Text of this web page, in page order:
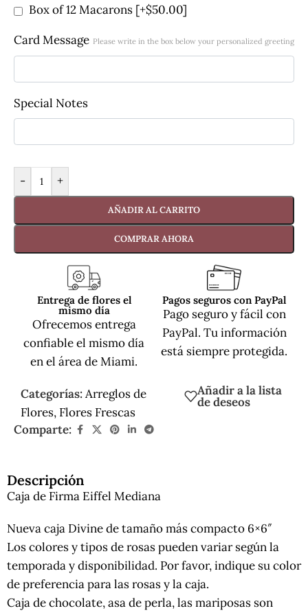
Box of 12 Macarons [+$50.00]
Card Message Please write in the box below your personalized greeting
Special Notes
- +
AÑADIR AL CARRITO
COMPRAR AHORA
Entrega de flores el
mismo día
Ofrecemos entrega
confiable el mismo día
en el área de Miami.
Pagos seguros con PayPal
Pago seguro y fácil con
PayPal. Tu información
está siempre protegida.
Categorías:Arreglos de
Flores, Flores Frescas
Añadir a la lista
de deseos
Comparte:
Descripción
Caja de Firma Eiffel Mediana
Nueva caja Divine de tamaño más compacto 6×6″
Los colores y tipos de rosas pueden variar según la
temporada y disponibilidad. Por favor, indique su color
de preferencia para las rosas y la caja.
Caja de chocolate, asa de perla, las mariposas son